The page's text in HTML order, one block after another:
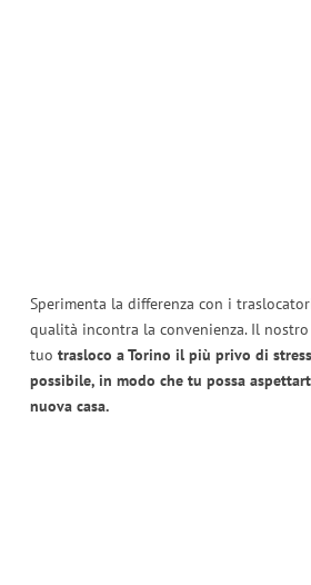
Sperimenta la differenza con i
qualità incontra la convenienza. Il
tuo trasloco a Torino il più privo di
possibile, in modo che tu possa
nuova casa.